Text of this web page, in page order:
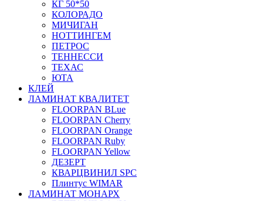
КГ 50*50
КОЛОРАДО
МИЧИГАН
НОТТИНГЕМ
ПЕТРОС
ТЕННЕССИ
ТЕХАС
ЮТА
КЛЕЙ
ЛАМИНАТ КВАЛИТЕТ
FLOORPAN BLue
FLOORPAN Cherry
FLOORPAN Orange
FLOORPAN Ruby
FLOORPAN Yellow
ДЕЗЕРТ
КВАРЦВИНИЛ SPC
Плинтус WIMAR
ЛАМИНАТ МОНАРХ